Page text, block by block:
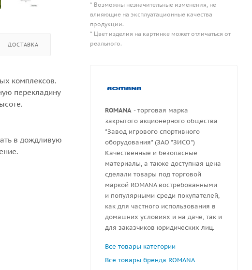
ДОСТАВКА
комплексов.
перекладину
в дождливую
* Возможны незначительные изменения, не
влияющие на эксплуатационные качества
продукции.
* Цвет изделия на картинке может отличаться от
реального.
ROMANA - торговая марка
закрытого акционерного общества
"Завод игрового спортивного
оборудования" (ЗАО "ЗИСО")
Качественные и безопасные
материалы, а также доступная цена
сделали товары под торговой
маркой ROMANA востребованными
и популярными среди покупателей,
как для частного использования в
домашних условиях и на даче, так и
для заказчиков юридических лиц.
Все товары категории
Все товары бренда ROMANA